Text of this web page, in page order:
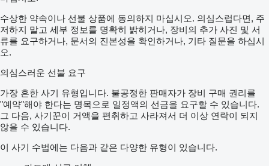
수상한 약속이나 선불 상품에 동의하지 마십시오. 의심스럽다면, 주
저하지 말고 세부 정보를 명확히 밝히거나, 장비의 추가 사진 및 서
류를 요구하거나, 문서의 진본성을 확인하거나, 기타 질문을 하십시
오.
의심스러운 선불 요구
가장 흔한 사기 유형입니다. 불공정한 판매자가 장비 구매 권리를
"예약"해야 한다는 명목으로 일정액의 선금을 요구할 수 있습니다.
그 다음, 사기꾼이 거액을 편취하고 사라져서 더 이상 연락이 되지
않을 수 있습니다.
이 사기 수법에는 다음과 같은 다양한 유형이 있습니다.